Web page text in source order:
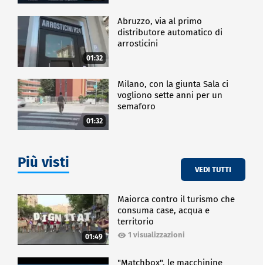
01:32
Abruzzo, via al primo
distributore automatico di
arrosticini
01:32
Milano, con la giunta Sala ci
vogliono sette anni per un
semaforo
Più visti VEDI TUTTI
01:49
Maiorca contro il turismo che
consuma case, acqua e
territorio
1 visualizzazioni
"Matchbox", le macchinine